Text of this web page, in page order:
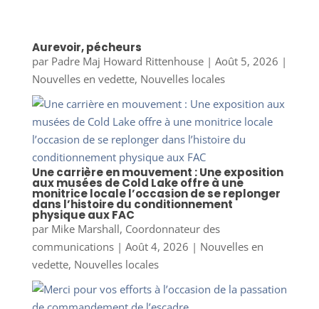
Aurevoir, pécheurs
par Padre Maj Howard Rittenhouse| Août 5, 2026 |
Nouvelles en vedette, Nouvelles locales
Une carrière en mouvement : Une exposition
aux musées de Cold Lake offre à une
monitrice locale l’occasion de se replonger
dans l’histoire du conditionnement
physique aux FAC
par Mike Marshall, Coordonnateur des
communications| Août 4, 2026 | Nouvelles en
vedette, Nouvelles locales